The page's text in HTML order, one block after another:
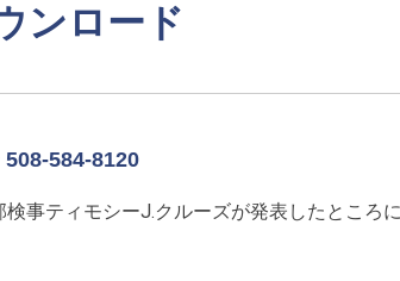
ンロード
584-8120
検事ティモシーJ.クルーズが発表したところ